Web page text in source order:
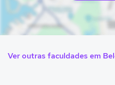
Ver outras faculdades em